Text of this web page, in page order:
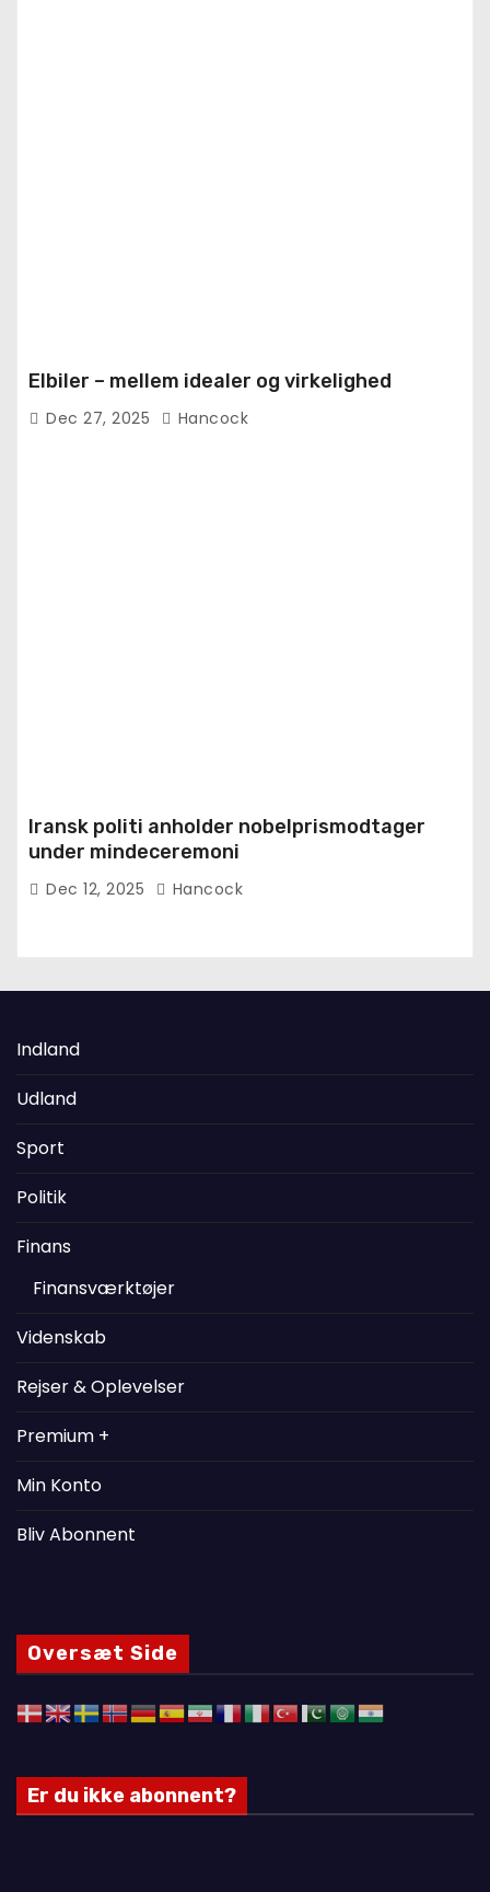
Elbiler – mellem idealer og virkelighed
Dec 27, 2025 Hancock
Iransk politi anholder nobelprismodtager
under mindeceremoni
Dec 12, 2025 Hancock
Indland
Udland
Sport
Politik
Finans
Finansværktøjer
Videnskab
Rejser & Oplevelser
Premium +
Min Konto
Bliv Abonnent
Oversæt Side
Er du ikke abonnent?